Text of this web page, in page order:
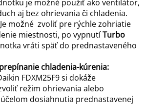
je možné použiť ako ventilátor,
aj bez ohrievania či chladenia.
Je možné zvoliť pre rýchle zohriatie
miestnosti, po vypnutíTurbo
vráti späť do prednastaveného
chladenia-kúrenia:
FDXM25F9 si dokáže
režim ohrievania alebo
dosiahnutia prednastavenej